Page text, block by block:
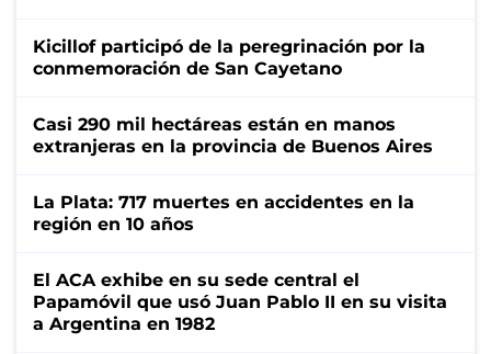
Kicillof participó de la peregrinación por la
conmemoración de San Cayetano
Casi 290 mil hectáreas están en manos
extranjeras en la provincia de Buenos Aires
La Plata: 717 muertes en accidentes en la
región en 10 años
El ACA exhibe en su sede central el
Papamóvil que usó Juan Pablo II en su visita
a Argentina en 1982